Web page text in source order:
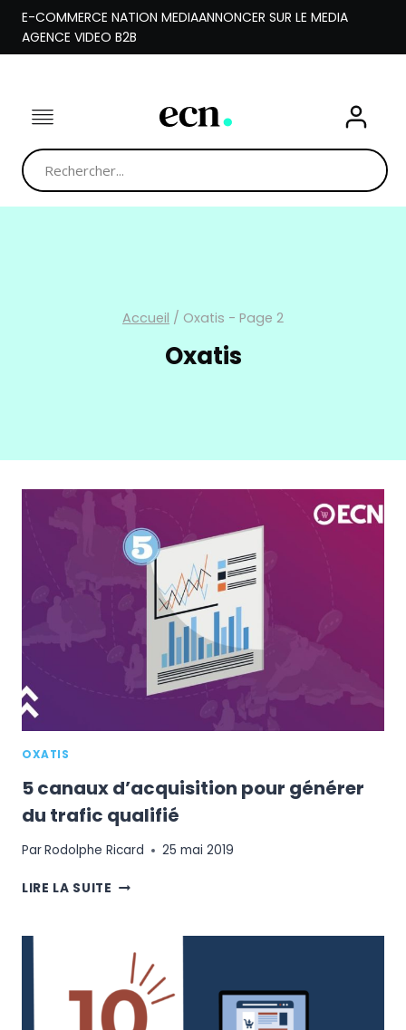
Aller
contenu
E-COMMERCE NATION MEDIAANNONCER SUR LE MEDIA
AGENCE VIDEO B2B
Accueil / Oxatis - Page 2
Oxatis
OXATIS
5 canaux d’acquisition pour générer
du trafic qualifié
ParRodolphe Ricard 25 mai 2019
LIRE LA SUITE 5
GÉNÉRER
DU
TRAFIC
QUALIFIÉ